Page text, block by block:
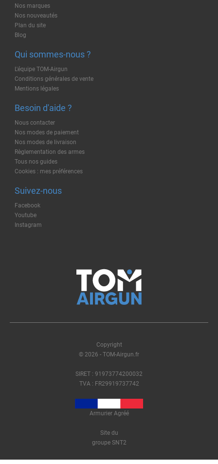
Nos marques
Nos nouveautés
Plan du site
Blog
Qui sommes-nous ?
L'équipe TOM-Airgun
Conditions générales de vente
Mentions légales
Besoin d'aide ?
Nous contacter
Nos modes de paiement
Nos modes de livraison
Règlementation des armes
Tous nos guides
Cookies : mes préférences
Suivez-nous
Facebook
Youtube
Instagram
Copyright
© 2026 - TOM-Airgun.fr
SIRET : 91973774200032
TVA : FR29919737742
Armurier Agréé
Site du
groupe SNT2